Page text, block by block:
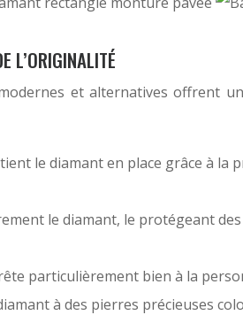
L’ORIGINALITÉ
et alternatives offrent
le diamant en place grâce à la
le diamant, le protégeant
particulièrement bien à la
à des pierres précieuses